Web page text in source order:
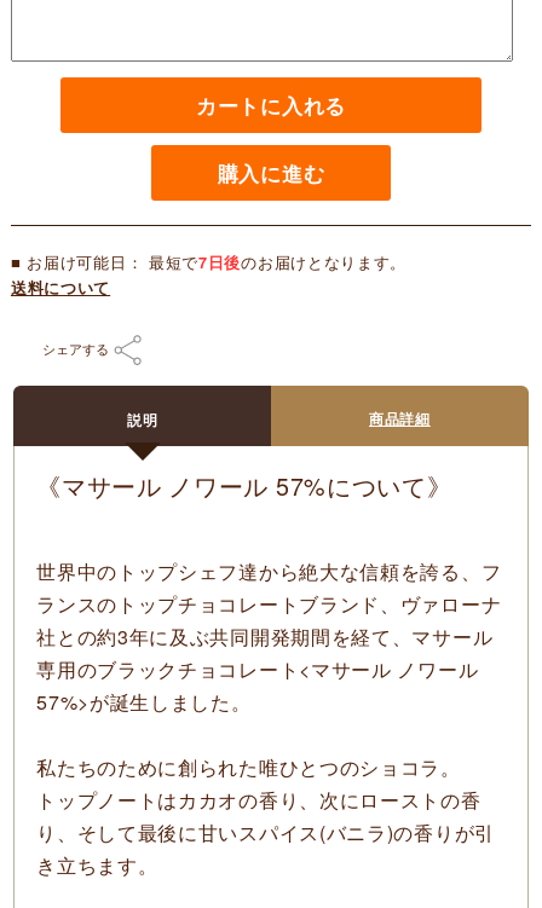
カートに入れる
購入に進む
■ お届け可能日： 最短で7日後のお届けとなります。
送料について
シェアする
説明 商品詳細
《マサール ノワール 57%について》
世界中のトップシェフ達から絶大な信頼を誇る、フ
ランスのトップチョコレートブランド、ヴァローナ
社との約3年に及ぶ共同開発期間を経て、マサール
専用のブラックチョコレート <マサール ノワール
57%>が誕生しました。
私たちのために創られた唯ひとつのショコラ。
トップノートはカカオの香り、次にローストの香
り、そして最後に甘いスパイス(バニラ)の香りが引
き立ちます。